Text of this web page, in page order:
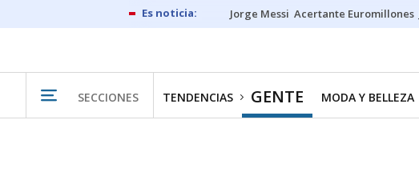
Jorge Messi Acertante Euromillones
SECCIONES TENDENCIAS GENTE MODA Y BELLEZA